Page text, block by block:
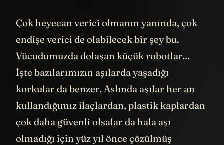
Çok heyecan verici olmanın yanında, çok
endişe verici de olabilecek bir şey bu.
Vücudumuzda dolaşan küçük robotlar…
İşte bazılarımızın aşılarda yaşadığı
korkular da benzer. Aslında aşılar her an
kullandığımız ilaçlardan, plastik kaplardan
çok daha güvenli olsalar da hala aşı
olmadığı için yüz yıl önce çözülmüş